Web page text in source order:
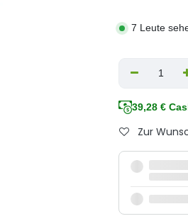
7 Leute
39,28 €
Zur